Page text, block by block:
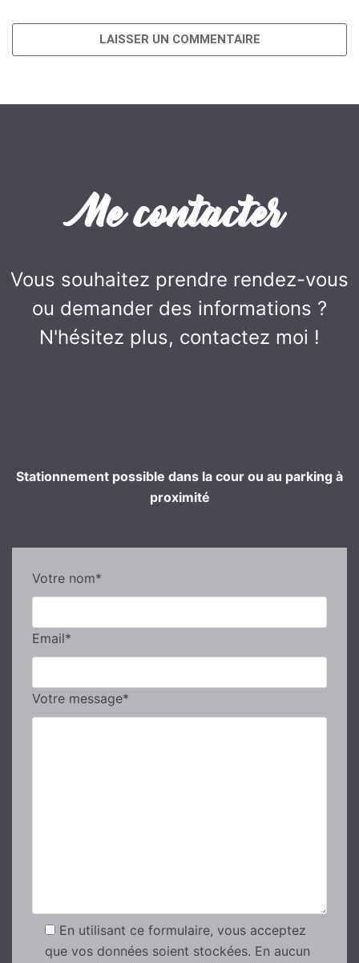
Me contacter
Vous souhaitez prendre rendez-vous
ou demander des informations ?
N'hésitez plus, contactez moi !
Stationnement possible dans la cour ou au parking à
proximité
Votre nom*
Email*
Votre message*
En utilisant ce formulaire, vous acceptez
que vos données soient stockées. En aucun